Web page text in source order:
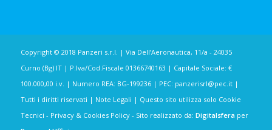
Copyright © 2018 Panzeri s.r.l. | Via Dell’Aeronautica, 11/a - 24035
Curno (Bg) IT | P.Iva/Cod.Fiscale 01366740163 | Capitale Sociale: €
100.000,00 i.v. | Numero REA: BG-199236 | PEC: panzerisrl@pec.it|
Tutti i diritti riservati | Note Legali | Questo sito utilizza solo Cookie
Tecnici - Privacy & Cookies Policy- Sito realizzato da: Digitalsfera per